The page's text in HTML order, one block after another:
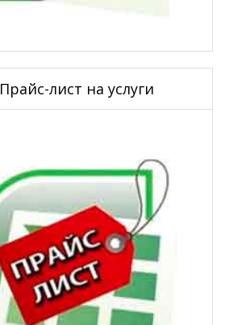
Прайс-лист на услуги